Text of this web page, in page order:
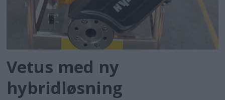
Vetus med ny
hybridløsning